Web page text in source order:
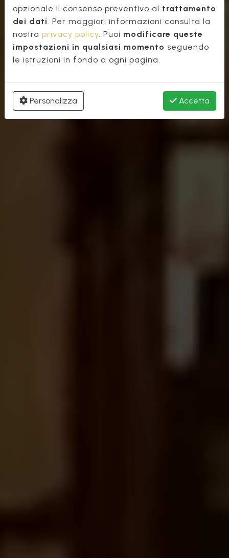
opzionale il consenso preventivo al trattamento
dei dati. Per maggiori informazioni consulta la
nostra privacy policy. Puoi modificare queste
impostazioni in qualsiasi momento seguendo
le istruzioni in fondo a ogni pagina.
Personalizza Accetta